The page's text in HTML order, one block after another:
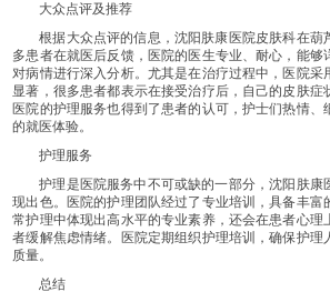
大众点评及推荐
根据大众点评的信息，沈阳肤康医院皮肤科在葫
多患者在就医后反馈，医院的医生专业、耐心，能够
对病情进行深入分析。尤其是在治疗过程中，医院采
显著，很多患者都表示在接受治疗后，自己的皮肤症
医院的护理服务也得到了患者的认可，护士们热情、
的就医体验。
护理服务
护理是医院服务中不可或缺的一部分，沈阳肤康
现出色。医院的护理团队经过了专业培训，具备丰富
常护理中体现出高水平的专业素养，还会在患者心理
者缓解焦虑情绪。医院定期组织护理培训，确保护理
质量。
总结